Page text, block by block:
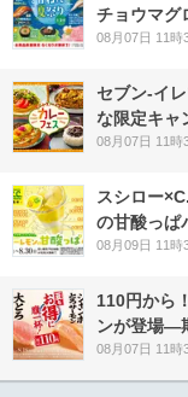
チョウマグ
08月07日 11時
セブン‐イ
な限定キャ
08月07日 11時
スシロー
の甘酸っぱ
08月09日 11時
110円から
ンが登場―
08月07日 11時